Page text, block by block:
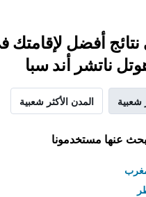
نتائج أفضل لإقامتك
ناتشر أند سبا
شعبية المدن الأكثر شعبية
عنها مستخدمونا